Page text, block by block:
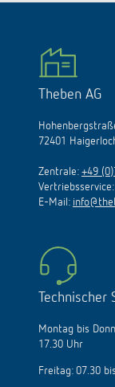
Theben AG
72401
Zentrale: +49
Vertriebsservice:
E-Mail:
Technischer
Montag bis
17.30 Uhr
Freitag: 07.30